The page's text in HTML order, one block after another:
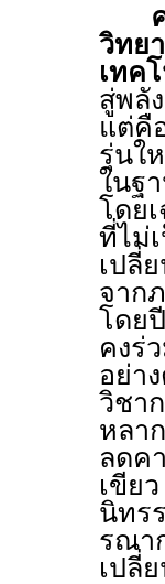
วิทย
เทค
สู่พลั
แต่คื
รุ่นใ
ในฐ
โดย
ที่ไม่
เปลี่
จาก
โดย
คงร่
อย่า
วิชา
หลา
ลดค
เขีย
นิทร
รณา
เปลี่